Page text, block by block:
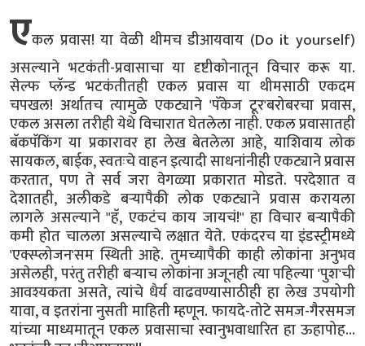
एकल प्रवास! या वेळी थीमच डीआयवाय (Do it yourself)
असल्याने भटकंती-प्रवासाचा या दृष्टीकोनातून विचार करू या.
सेल्फ प्लॅन्ड भटकंतीतही एकल प्रवास या थीमसाठी एकदम
चपखल! अर्थातच त्यामुळे एकट्याने 'पॅकेज टूर'बरोबरचा प्रवास,
एकल असला तरीही येथे विचारात घेतलेला नाही. एकल प्रवासातही
बॅकपॅकिंग या प्रकारावर हा लेख बेतलेला आहे, याशिवाय लोक
सायकल, बाईक, स्वतःचे वाहन इत्यादी साधनांनीही एकट्याने प्रवास
करतात, पण ते सर्व जरा वेगळ्या प्रकारात मोडते. परदेशात व
देशातही, अलीकडे बऱ्यापैकी लोक एकट्याने प्रवास करायला
लागले असल्याने "हॅ, एकटंच काय जायचं!" हा विचार बऱ्यापैकी
कमी होत चालला असल्याचे लक्षात येते. एकंदरच या इंडस्ट्रीमध्ये
'एक्स्प्लोजन'सम स्थिती आहे. तुमच्यापैकी काही लोकांना अनुभव
असेलही, परंतु तरीही बऱ्याच लोकांना अजूनही त्या पहिल्या 'पुश'ची
आवश्यकता असते, त्यांचे धैर्य वाढवण्यासाठीही हा लेख उपयोगी
यावा, व इतरांना नुसती माहिती म्हणून. फायदे-तोटे समज-गैरसमज
यांच्या माध्यमातून एकल प्रवासाचा स्वानुभवाधारित हा ऊहापोह...